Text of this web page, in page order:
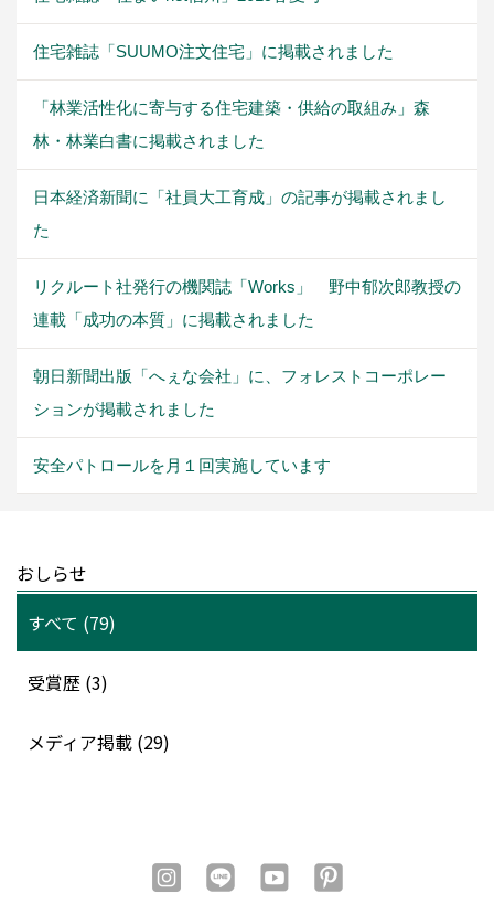
住宅雑誌「SUUMO注文住宅」に掲載されました
「林業活性化に寄与する住宅建築・供給の取組み」森
林・林業白書に掲載されました
日本経済新聞に「社員大工育成」の記事が掲載されまし
た
リクルート社発行の機関誌「Works」 野中郁次郎教授の
連載「成功の本質」に掲載されました
朝日新聞出版「へぇな会社」に、フォレストコーポレー
ションが掲載されました
安全パトロールを月１回実施しています
おしらせ
すべて (79)
受賞歴 (3)
メディア掲載 (29)